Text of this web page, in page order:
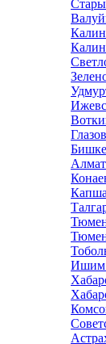
Глазов
Ишим